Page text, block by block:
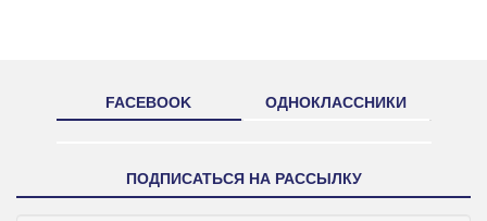
FACEBOOK ОДНОКЛАССНИКИ
ПОДПИСАТЬСЯ НА РАССЫЛКУ